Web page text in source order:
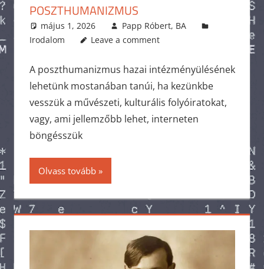
POSZTHUMANIZMUS
május 1, 2026
Papp Róbert, BA
Irodalom
Leave a comment
A poszthumanizmus hazai intézményülésének
lehetünk mostanában tanúi, ha kezünkbe
vesszük a művészeti, kulturális folyóiratokat,
vagy, ami jellemzőbb lehet, interneten
böngésszük
Olvass tovább